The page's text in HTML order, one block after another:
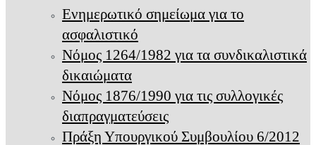
Ενημερωτικό σημείωμα για το
ασφαλιστικό
Νόμος 1264/1982 για τα συνδικαλιστικά
δικαιώματα
Νόμος 1876/1990 για τις συλλογικές
διαπραγματεύσεις
Πράξη Υπουργικού Συμβουλίου 6/2012